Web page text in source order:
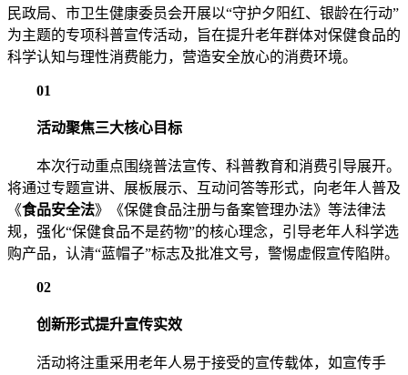
民政局、市卫生健康委员会开展以“守护夕阳红、银龄在行动”
为主题的专项科普宣传活动，旨在提升老年群体对保健食品的
科学认知与理性消费能力，营造安全放心的消费环境。
01
活动聚焦三大核心目标
本次行动重点围绕普法宣传、科普教育和消费引导展开。
将通过专题宣讲、展板展示、互动问答等形式，向老年人普及
《食品安全法》《保健食品注册与备案管理办法》等法律法
规，强化“保健食品不是药物”的核心理念，引导老年人科学选
购产品，认清“蓝帽子”标志及批准文号，警惕虚假宣传陷阱。
02
创新形式提升宣传实效
活动将注重采用老年人易于接受的宣传载体，如宣传手